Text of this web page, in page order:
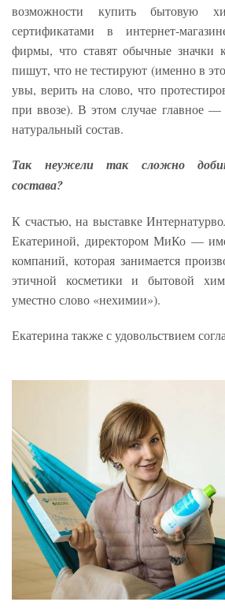
возможности купить бытовую
сертификатами в интернет-
фирмы, что ставят обычные значки
пишут, что не тестируют (именно в
увы, верить на слово, что
при ввозе). В этом случае главное
натуральный состав.
Так неужели так сложно
состава?
К счастью, на выставке
Екатериной, директором МиКо —
компаний, которая занимается
этичной косметики и бытовой
уместно слово «нехимии»).
Екатерина также с удовольствием